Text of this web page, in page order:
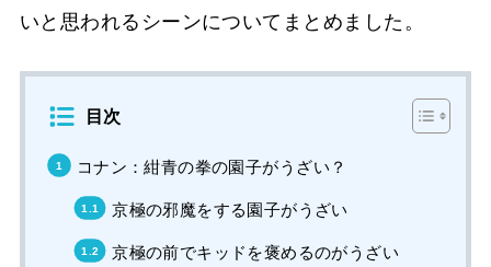
いと思われるシーンについてまとめました。
目次
コナン：紺青の拳の園子がうざい？
京極の邪魔をする園子がうざい
京極の前でキッドを褒めるのがうざい